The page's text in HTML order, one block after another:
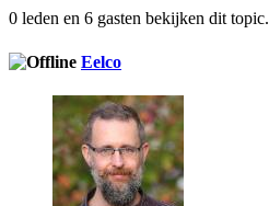
0 leden en 6 gasten bekijken dit topic.
Eelco